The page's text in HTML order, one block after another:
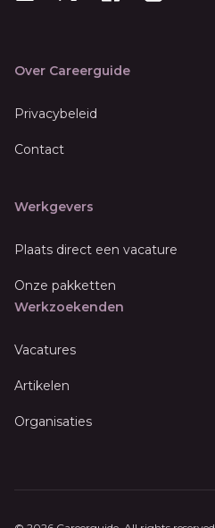
Over Careerguide
Privacybeleid
Contact
Werkgevers
Plaats direct een vacature
Onze pakketten
Werkzoekenden
Vacatures
Artikelen
Organisaties